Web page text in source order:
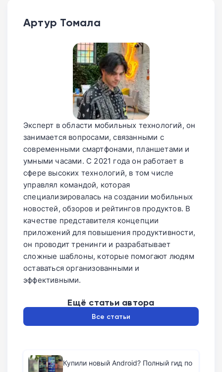
Артур Томала
Эксперт в области мобильных технологий, он
занимается вопросами, связанными с
современными смартфонами, планшетами и
умными часами. С 2021 года он работает в
сфере высоких технологий, в том числе
управлял командой, которая
специализировалась на создании мобильных
новостей, обзоров и рейтингов продуктов. В
качестве представителя концепции
приложений для повышения продуктивности,
он проводит тренинги и разрабатывает
сложные шаблоны, которые помогают людям
оставаться организованными и
эффективными.
Ещё статьи автора
Все статьи
Купили новый Android? Полный гид по